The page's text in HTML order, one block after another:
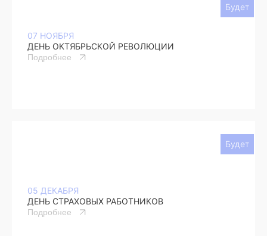
Будет
07 НОЯБРЯ
ДЕНЬ ОКТЯБРЬСКОЙ РЕВОЛЮЦИИ
Подробнее
Будет
05 ДЕКАБРЯ
ДЕНЬ СТРАХОВЫХ РАБОТНИКОВ
Подробнее